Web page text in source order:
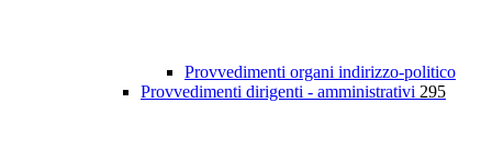
Provvedimenti organi indirizzo-politico
Provvedimenti dirigenti - amministrativi 295